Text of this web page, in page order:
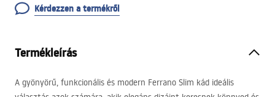
Kérdezzen a termékről
Termékleírás
A gyönyörű, funkcionális és modern Ferrano Slim kád ideális